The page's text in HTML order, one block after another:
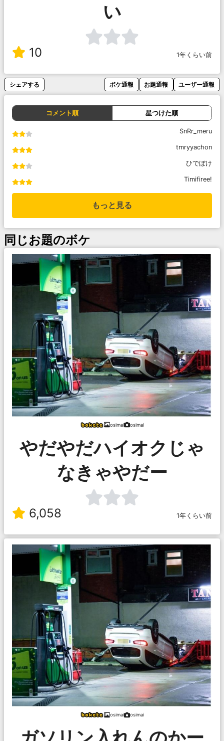
い
10 1年くらい前
シェアする ボケ通報 お題通報 ユーザー通報
コメント順 星つけた順
SnRr_meru
tmryyachon
ひでぼけ
Timifiree!
もっと見る
同じお題のボケ
osimai osimai
やだやだハイオクじゃ
なきゃやだー
6,058 1年くらい前
osimai osimai